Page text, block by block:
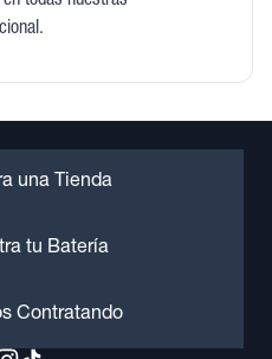
una Tienda
tu Batería
Contratando